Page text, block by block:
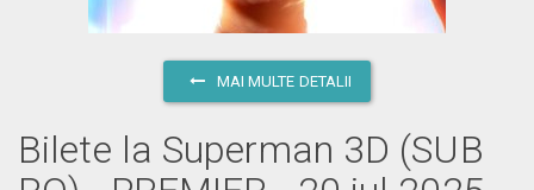
MAI MULTE DETALII
Bilete la Superman 3D (SUB